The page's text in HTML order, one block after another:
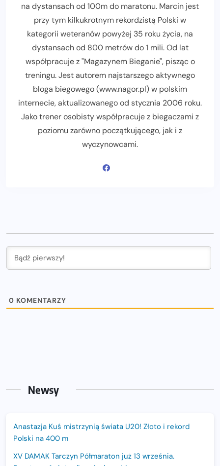
na dystansach od 100m do maratonu. Marcin jest
przy tym kilkukrotnym rekordzistą Polski w
kategorii weteranów powyżej 35 roku życia, na
dystansach od 800 metrów do 1 mili. Od lat
współpracuje z "Magazynem Bieganie", pisząc o
treningu. Jest autorem najstarszego aktywnego
bloga biegowego (www.nagor.pl) w polskim
internecie, aktualizowanego od stycznia 2006 roku.
Jako trener osobisty współpracuje z biegaczami z
poziomu zarówno początkującego, jak i z
wyczynowcami.
0 KOMENTARZY
Newsy
Anastazja Kuś mistrzynią świata U20! Złoto i rekord
Polski na 400 m
XV DAMAK Tarczyn Półmaraton już 13 września.